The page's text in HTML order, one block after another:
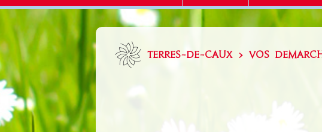
TERRES-DE-CAUX > VOS